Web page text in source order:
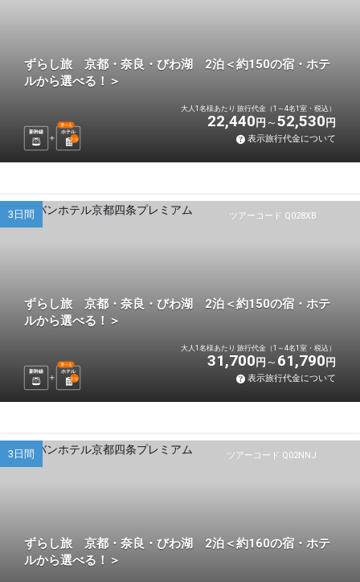
ずらし旅 京都・奈良・びわ湖 2泊＜約150の宿・ホテ
ルから選べる！＞
新幹線 ホテル
選べる
2泊
大人1名様あたり 旅行代金（1～4名1室・税込）
22,440 円 52,530 円
表示旅行代金について
ツアーコード Q028XB
3日間
ずらし旅 京都・奈良・びわ湖 2泊＜約150の宿・ホテ
ルから選べる！＞
新幹線 ホテル
選べる
2泊
大人1名様あたり 旅行代金（1～4名1室・税込）
31,700 円 61,790 円
表示旅行代金について
ツアーコード Q02NNJ
3日間
ずらし旅 京都・奈良・びわ湖 2泊＜約160の宿・ホテ
ルから選べる！＞